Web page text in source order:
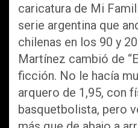
caricatura de Mi
serie argentina que
chilenas en los 90 y
Martínez cambió de
ficción. No le hacía
arquero de 1,95, con
basquetbolista, pero